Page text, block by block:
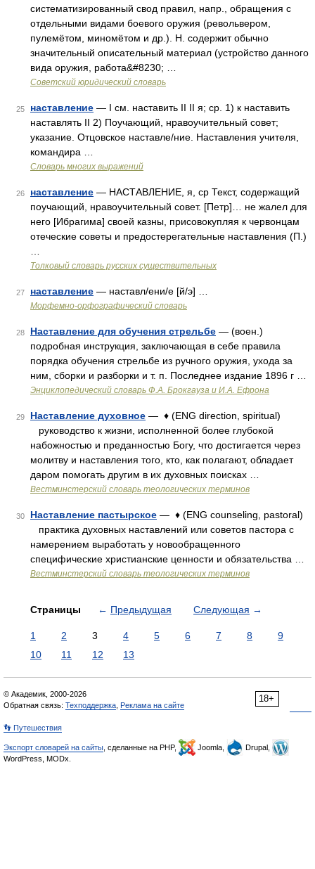
систематизированный свод правил, напр., обращения с
отдельными видами боевого оружия (револьвером,
пулемётом, миномётом и др.). Н. содержит обычно
значительный описательный материал (устройство данного
вида оружия, работа&#8230; …
Советский юридический словарь
25 наставление — I см. наставить II II я; ср. 1) к наставить
наставлять II 2) Поучающий, нравоучительный совет;
указание. Отцовское наставле/ние. Наставления учителя,
командира …
Словарь многих выражений
26 наставление — НАСТАВЛЕНИЕ, я, ср Текст, содержащий
поучающий, нравоучительный совет. [Петр]… не жалел для
него [Ибрагима] своей казны, присовокупляя к червонцам
отеческие советы и предостерегательные наставления (П.)
Толковый словарь русских существительных
27 наставление — наставл/ени/е [й/э] …
Морфемно-орфографический словарь
28 Наставление для обучения стрельбе — (воен.)
подробная инструкция, заключающая в себе правила
порядка обучения стрельбе из ручного оружия, ухода за
ним, сборки и разборки и т. п. Последнее издание 1896 г …
Энциклопедический словарь Ф.А. Брокгауза и И.А. Ефрона
29 Наставление духовное — ♦ (ENG direction, spiritual)
руководство к жизни, исполненной более глубокой
набожностью и преданностью Богу, что достигается через
молитву и наставления того, кто, как полагают, обладает
даром помогать другим в их духовных поисках …
Вестминстерский словарь теологических терминов
30 Наставление пастырское — ♦ (ENG counseling, pastoral)
практика духовных наставлений или советов пастора с
намерением выработать у новообращенного
специфические христианские ценности и обязательства …
Вестминстерский словарь теологических терминов
Страницы ← Предыдущая Следующая →
1 2 3 4 5 6 7 8
9
10
11 12 13
18+
© Академик, 2000-2026
Обратная связь: Техподдержка Реклама на сайте
👣 Путешествия
Экспорт словарей на сайты , сделанные на PHP, Joomla,
Drupal,
WordPress, MODx.